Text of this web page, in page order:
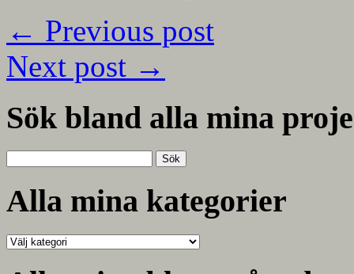
← Previous post
Next post →
Sök bland alla mina
efter:
Alla mina kategorier
Alla
kategorier